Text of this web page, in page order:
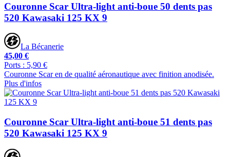
Couronne Scar Ultra-light anti-boue 50 dents pas
520 Kawasaki 125 KX 9
La Bécanerie
45,00 €
Ports : 5,90 €
Couronne Scar en de qualité aéronautique avec finition anodisée.
Plus d'infos
Couronne Scar Ultra-light anti-boue 51 dents pas
520 Kawasaki 125 KX 9